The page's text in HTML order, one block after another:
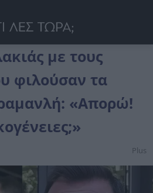
με τους
φιλούσαν τα
«Απορώ!
Plus